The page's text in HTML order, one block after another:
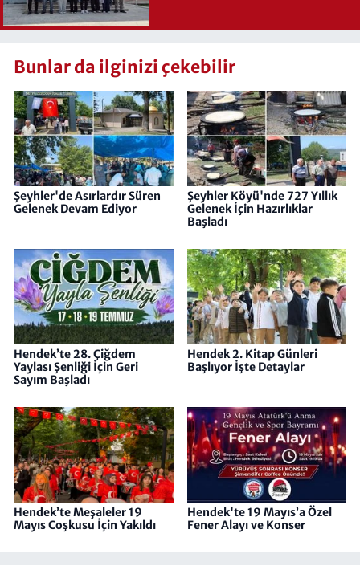
Bunlar da ilginizi çekebilir
Şeyhler'de Asırlardır Süren
Gelenek Devam Ediyor
Şeyhler Köyü'nde 727 Yıllık
Gelenek İçin Hazırlıklar
Başladı
Hendek’te 28. Çiğdem
Yaylası Şenliği İçin Geri
Sayım Başladı
Hendek 2. Kitap Günleri
Başlıyor İşte Detaylar
Hendek’te Meşaleler 19
Mayıs Coşkusu İçin Yakıldı
Hendek'te 19 Mayıs’a Özel
Fener Alayı ve Konser